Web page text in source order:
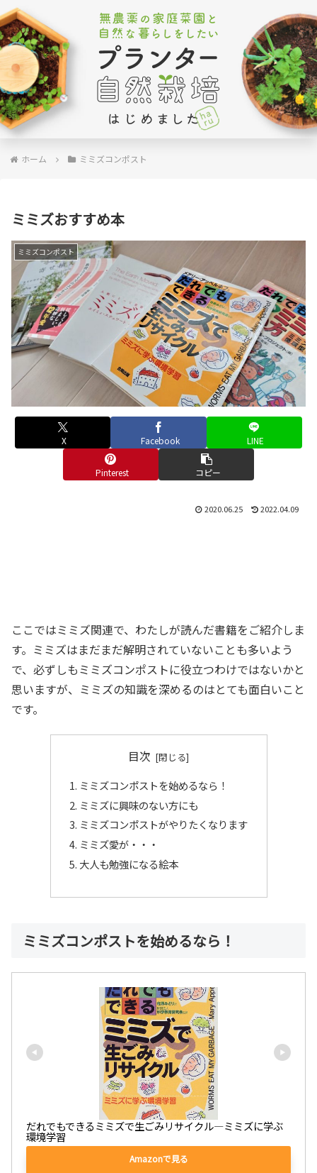
ホーム ミミズコンポスト
ミミズおすすめ本
ミミズコンポスト
X Facebook LINE
Pinterest コピー
2020.06.25 2022.04.09
ここではミミズ関連で、わたしが読んだ書籍をご紹介しま
す。ミミズはまだまだ解明されていないことも多いよう
で、必ずしもミミズコンポストに役立つわけではないかと
思いますが、ミミズの知識を深めるのはとても面白いこと
です。
目次
ミミズコンポストを始めるなら！
ミミズに興味のない方にも
ミミズコンポストがやりたくなります
ミミズ愛が・・・
大人も勉強になる絵本
ミミズコンポストを始めるなら！
だれでもできるミミズで生ごみリサイクル―ミミズに学ぶ
環境学習
Amazonで見る